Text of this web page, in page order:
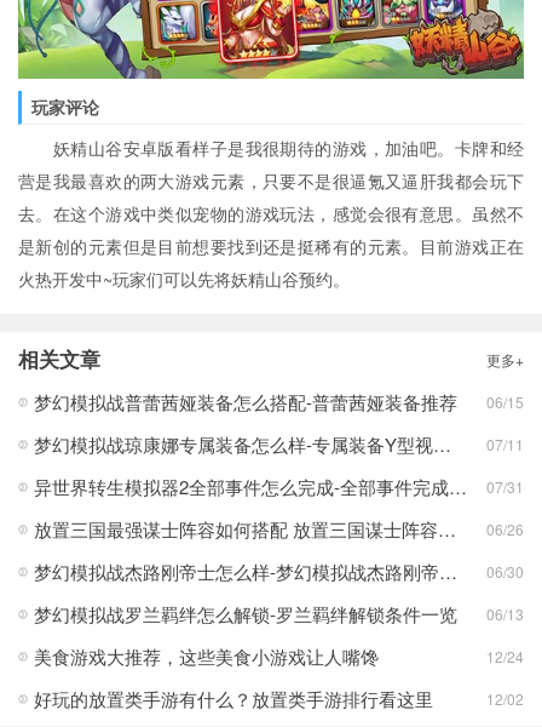
玩家评论
妖精山谷安卓版看样子是我很期待的游戏，加油吧。卡牌和经
营是我最喜欢的两大游戏元素，只要不是很逼氪又逼肝我都会玩下
去。在这个游戏中类似宠物的游戏玩法，感觉会很有意思。虽然不
是新创的元素但是目前想要找到还是挺稀有的元素。目前游戏正在
火热开发中~玩家们可以先将妖精山谷预约。
相关文章 更多+
梦幻模拟战普蕾茜娅装备怎么搭配-普蕾茜娅装备推荐 06/15
梦幻模拟战琼康娜专属装备怎么样-专属装备Y型视觉终端介绍 07/11
异世界转生模拟器2全部事件怎么完成-全部事件完成攻略 07/31
放置三国最强谋士阵容如何搭配 放置三国谋士阵容攻略 06/26
梦幻模拟战杰路刚帝士怎么样-梦幻模拟战杰路刚帝士技能介绍 06/30
梦幻模拟战罗兰羁绊怎么解锁-罗兰羁绊解锁条件一览 06/13
美食游戏大推荐，这些美食小游戏让人嘴馋 12/24
好玩的放置类手游有什么？放置类手游排行看这里 12/02